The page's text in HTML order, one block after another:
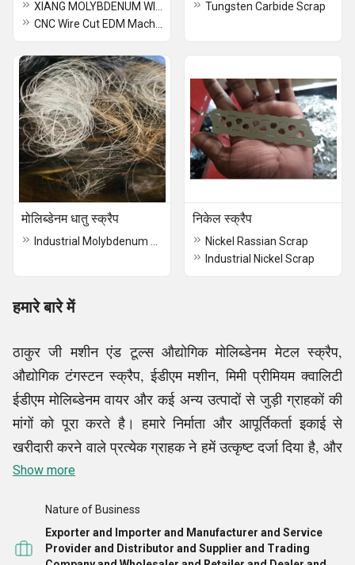
Tungsten Carbide Scrap
मोलिब्डेनम धातु स्क्रैप निकेल स्क्रैप
Nickel Rassian Scrap
Industrial Nickel Scrap
हमारे बारे में
ठाकुर जी मशीन एंड टूल्स औद्योगिक मोलिब्डेनम मेटल स्क्रैप,
औद्योगिक टंगस्टन स्क्रैप, ईडीएम मशीन, मिमी प्रीमियम क्वालिटी
ईडीएम मोलिब्डेनम वायर और कई अन्य उत्पादों से जुड़ी ग्राहकों की
मांगों को पूरा करते है। हमारे निर्माता और आपूर्तिकर्ता इकाई से
खरीदारी करने वाले प्रत्येक ग्राहक ने हमें उत्कृष्ट दर्जा दिया है, और
हमने उनकी वफादारी भी सफलतापूर्वक हासिल की है। हम अपने
सर्वश्रेष्ठ प्रयास करेंगे। हमारी कंपनी खरीदारों से प्रतिक्रिया भी
मांगती है ताकि हम सुधार करने के लिए प्रभावी उपाय कर सकें और
Show more
Nature of Business
Exporter and Importer and Manufacturer and Service
Provider and Distributor and Supplier and Trading